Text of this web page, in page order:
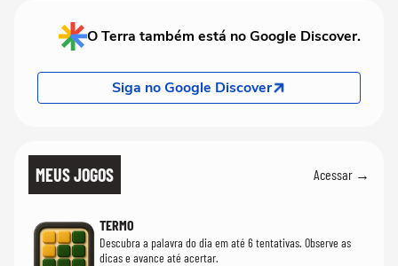
O Terra também está no Google Discover.
Siga no Google Discover
MEUS JOGOS Acessar →
TERMO
Descubra a palavra do dia em até 6 tentativas. Observe as
dicas e avance até acertar.